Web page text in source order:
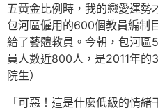
五黃金比例時，我的戀愛運
包河區僱用的600個教員編制
給了藝體教員。今朝，包河區
員人數近800人，是2011年
院生）
「可惡！這是什麼低級的情